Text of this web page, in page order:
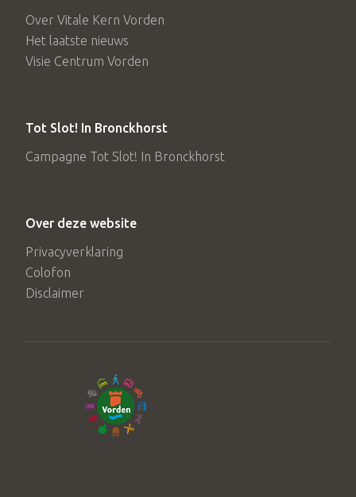
Over Vitale Kern Vorden
Het laatste nieuws
Visie Centrum Vorden
Tot Slot! In Bronckhorst
Campagne Tot Slot! In Bronckhorst
Over deze website
Privacyverklaring
Colofon
Disclaimer